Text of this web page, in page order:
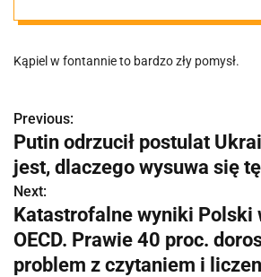
zakazu
Kąpiel w fontannie to bardzo zły pomysł.
N
a
w
i
g
Previous:
Putin odrzucił postulat
jest, dlaczego wysuwa się
Next:
Katastrofalne wyniki Polski
OECD. Prawie 40 proc.
problem z czytaniem i